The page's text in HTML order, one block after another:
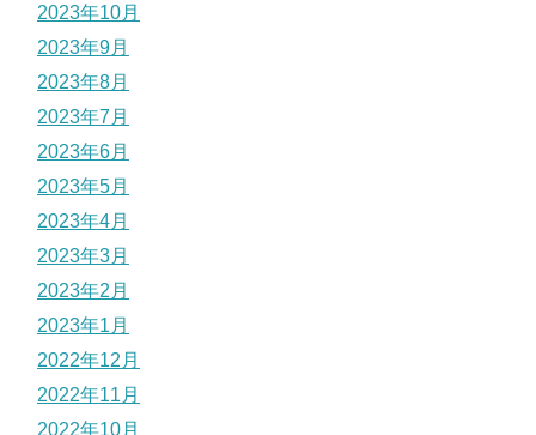
2023年10月
2023年9月
2023年8月
2023年7月
2023年6月
2023年5月
2023年4月
2023年3月
2023年2月
2023年1月
2022年12月
2022年11月
2022年10月